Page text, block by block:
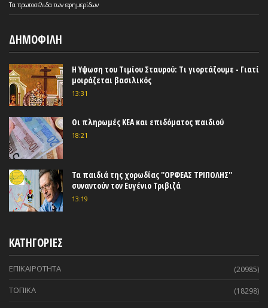
Τα πρωτοσέλιδατων εφημερίδων
ΔΗΜΟΦΙΛΗ
Η Υψωση του Τιμίου Σταυρού: Τι γιορτάζουμε - Γιατί
μοιράζεται βασιλικός
13:31
Οι πληρωμές ΚΕΑ και επιδόματος παιδιού
18:21
Τα παιδιά της χορωδίας ''ΟΡΦΕΑΣ ΤΡΙΠΟΛΗΣ''
συναντούν τον Ευγένιο Τριβιζά
13:19
ΚΑΤΗΓΟΡΙΕΣ
ΕΠΙΚΑΙΡΟΤΗΤΑ (20985)
ΤΟΠΙΚΑ (18298)